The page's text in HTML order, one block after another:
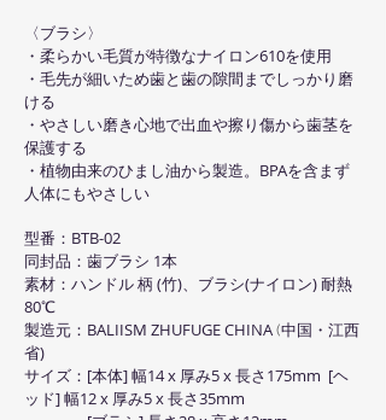
〈ブラシ〉
・柔らかい毛質が特徴なナイロン610を使用
・毛先が細いため歯と歯の隙間までしっかり磨
ける
・やさしい磨き心地で出血や擦り傷から歯茎を
保護する
・植物由来のひまし油から製造。BPAを含まず
人体にもやさしい
型番：BTB-02
同封品：歯ブラシ 1本
素材：ハンドル 柄 (竹)、ブラシ(ナイロン) 耐熱
80℃
製造元：BALIISM ZHUFUGE CHINA (中国・江西
省)
サイズ：[本体] 幅14 x 厚み5 x 長さ175mm [ヘ
ッド] 幅12 x 厚み5 x 長さ35mm